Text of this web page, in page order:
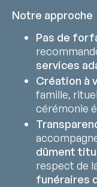
Notre approche
Pas de
services
Création à
famille,
cérémonie
dûment
respect de
funéraires